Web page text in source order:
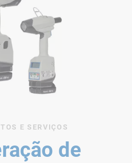
E SERVIÇOS
de